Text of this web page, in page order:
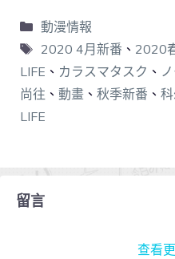
動漫情報
2020 4月新番 、 2020
LIFE 、 カラスマタスク 、
尚往 、 動畫 、 秋季新番 、
LIFE
留言
查看